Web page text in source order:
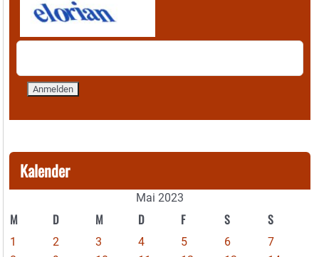
Kalender
Mai 2023
M D M D F S S
1 2 3 4 5 6
7